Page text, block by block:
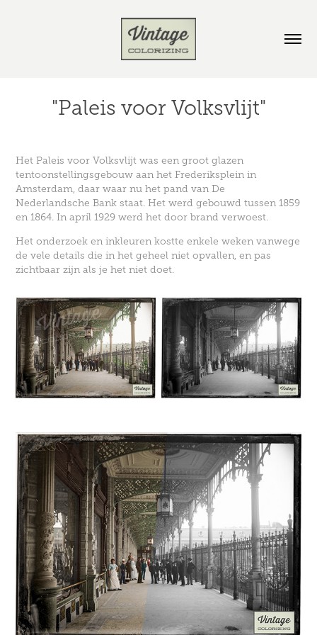
"Paleis voor Volksvlijt"
Het Paleis voor Volksvlijt was een groot glazen
tentoonstellingsgebouw aan het Frederiksplein in
Amsterdam, daar waar nu het pand van De
Nederlandsche Bank staat. Het werd gebouwd tussen 1859
en 1864. In april 1929 werd het door brand verwoest.
Het onderzoek en inkleuren kostte enkele weken vanwege
de vele details die in het geheel niet opvallen, en pas
zichtbaar zijn als je het niet doet.